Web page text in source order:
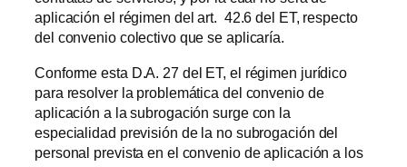
aplicación el régimen del art. 42.6 del ET, respecto
del convenio colectivo que se aplicaría.
Conforme esta D.A. 27 del ET, el régimen jurídico
para resolver la problemática del convenio de
aplicación a la subrogación surge con la
especialidad previsión de la no subrogación del
personal prevista en el convenio de aplicación a los